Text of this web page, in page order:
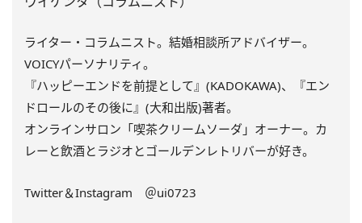
ライター・コラムニスト。結婚相談所アドバイザー。
VOICYパーソナリティ。
『ハッピーエンドを前提として』(KADOKAWA)、『エン
ドロールのその後に』(大和出版)著者。
オンラインサロン「喫茶クリームソーダ」オーナー。カ
レーと飲酒とラジオとゴールデンレトリバーが好き。
Twitter＆Instagram ＠ui0723